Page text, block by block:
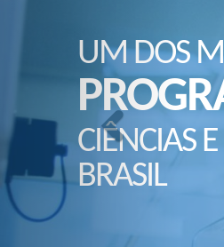
UM DOS
CIÊNCIAS
BRASIL